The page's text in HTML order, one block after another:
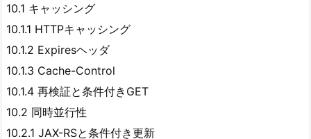
10.1 キャッシング
10.1.1 HTTPキャッシング
10.1.2 Expiresヘッダ
10.1.3 Cache-Control
10.1.4 再検証と条件付きGET
10.2 同時並行性
10.2.1 JAX-RSと条件付き更新